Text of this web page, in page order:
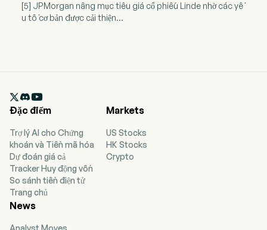
[5] JPMorgan nâng mục tiêu giá cổ phiếu Linde nhờ các yế
u tố cơ bản được cải thiện...

Đặc điểm
Trợ lý AI cho Chứng
khoán và Tiền mã hóa
Dự đoán giá cả
Tracker Huy động vốn
So sánh tiền điện tử
Trang chủ
Markets
US Stocks
HK Stocks
Crypto
News
Analyst Moves